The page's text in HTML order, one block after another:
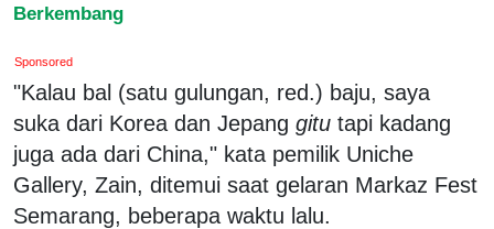
Berkembang
Sponsored
"Kalau bal (satu gulungan, red.) baju, saya
suka dari Korea dan Jepang gitu tapi kadang
juga ada dari China," kata pemilik Uniche
Gallery, Zain, ditemui saat gelaran Markaz Fest
Semarang, beberapa waktu lalu.